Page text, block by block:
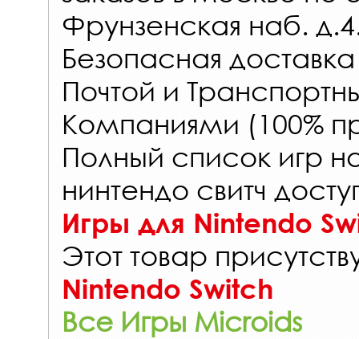
Фрунзенская наб.
Безопасная
Почтой и
Компаниями (100%
Полный список игр
нинтендо свитч
Игры для Nintendo
Этот товар
Nintendo Switch
Все Игры Microids